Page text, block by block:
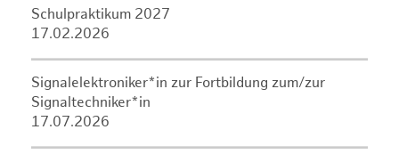
Schulpraktikum 2027
17.02.2026
Signalelektroniker*in zur Fortbildung zum/zur
Signaltechniker*in
17.07.2026